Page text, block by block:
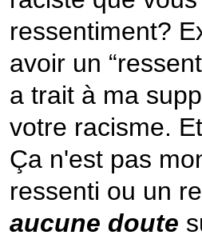
ressentiment?
avoir un
a trait à ma
votre racisme.
Ça n'est pas
ressenti ou un
aucune doute